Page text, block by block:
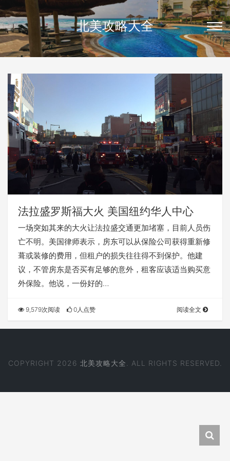
北美攻略大全
法拉盛罗斯福大火 美国纽约华人中心
一场突如其来的大火让法拉盛交通更加堵塞，目前人员伤
亡不明。美国律师表示，房东可以从保险公司获得重新修
葺或装修的费用，但租户的损失往往得不到保护。他建
议，不管房东是否买有足够的意外，租客应该适当购买意
外保险。他说，一份好的…
9,579次阅读 0人点赞 阅读全文
COPYRIGHT 2026 北美攻略大全 . ALL RIGHTS RESERVED.